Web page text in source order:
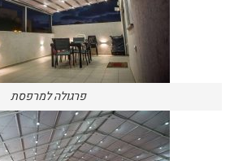
פרגולה למרפסת